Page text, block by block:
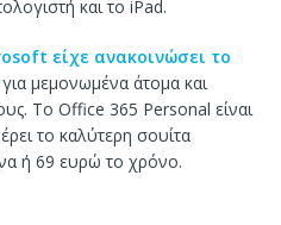
και το iPad.
είχε ανακοινώσει το
για μεμονωμένα άτομα και
Το Office 365 Personal είναι
το καλύτερη σουίτα
ή 69 ευρώ το χρόνο.